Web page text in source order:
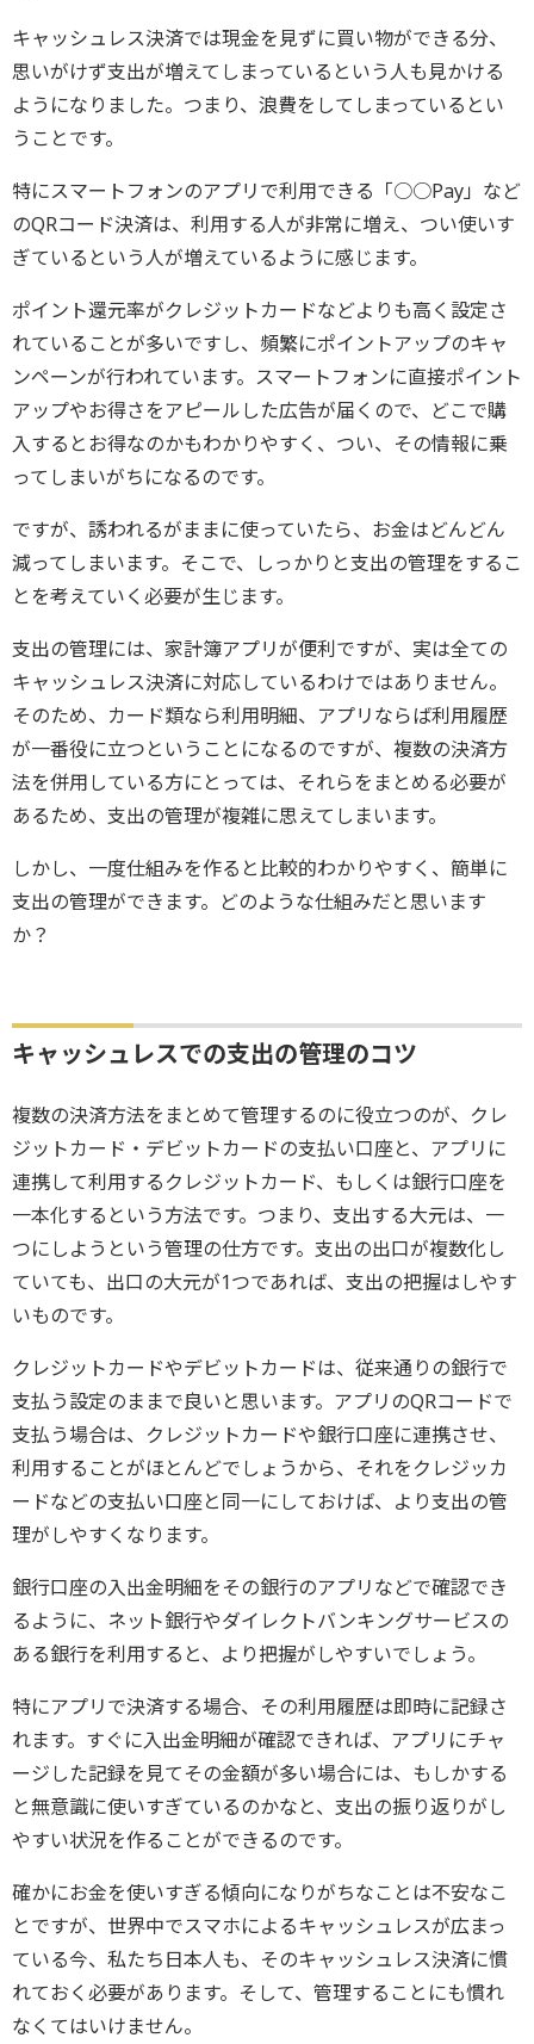
キャッシュレス決済では現金を見ずに買い物ができる分、
思いがけず支出が増えてしまっているという人も見かける
ようになりました。つまり、浪費をしてしまっているとい
うことです。
特にスマートフォンのアプリで利用できる「○○Pay」など
のQRコード決済は、利用する人が非常に増え、つい使いす
ぎているという人が増えているように感じます。
ポイント還元率がクレジットカードなどよりも高く設定さ
れていることが多いですし、頻繁にポイントアップのキャ
ンペーンが行われています。スマートフォンに直接ポイント
アップやお得さをアピールした広告が届くので、どこで購
入するとお得なのかもわかりやすく、つい、その情報に乗
ってしまいがちになるのです。
ですが、誘われるがままに使っていたら、お金はどんどん
減ってしまいます。そこで、しっかりと支出の管理をするこ
とを考えていく必要が生じます。
支出の管理には、家計簿アプリが便利ですが、実は全ての
キャッシュレス決済に対応しているわけではありません。
そのため、カード類なら利用明細、アプリならば利用履歴
が一番役に立つということになるのですが、複数の決済方
法を併用している方にとっては、それらをまとめる必要が
あるため、支出の管理が複雑に思えてしまいます。
しかし、一度仕組みを作ると比較的わかりやすく、簡単に
支出の管理ができます。どのような仕組みだと思います
か？
キャッシュレスでの支出の管理のコツ
複数の決済方法をまとめて管理するのに役立つのが、クレ
ジットカード・デビットカードの支払い口座と、アプリに
連携して利用するクレジットカード、もしくは銀行口座を
一本化するという方法です。つまり、支出する大元は、一
つにしようという管理の仕方です。支出の出口が複数化し
ていても、出口の大元が1つであれば、支出の把握はしやす
いものです。
クレジットカードやデビットカードは、従来通りの銀行で
支払う設定のままで良いと思います。アプリのQRコードで
支払う場合は、クレジットカードや銀行口座に連携させ、
利用することがほとんどでしょうから、それをクレジッカ
ードなどの支払い口座と同一にしておけば、より支出の管
理がしやすくなります。
銀行口座の入出金明細をその銀行のアプリなどで確認でき
るように、ネット銀行やダイレクトバンキングサービスの
ある銀行を利用すると、より把握がしやすいでしょう。
特にアプリで決済する場合、その利用履歴は即時に記録さ
れます。すぐに入出金明細が確認できれば、アプリにチャ
ージした記録を見てその金額が多い場合には、もしかする
と無意識に使いすぎているのかなと、支出の振り返りがし
やすい状況を作ることができるのです。
確かにお金を使いすぎる傾向になりがちなことは不安なこ
とですが、世界中でスマホによるキャッシュレスが広まっ
ている今、私たち日本人も、そのキャッシュレス決済に慣
れておく必要があります。そして、管理することにも慣れ
なくてはいけません。